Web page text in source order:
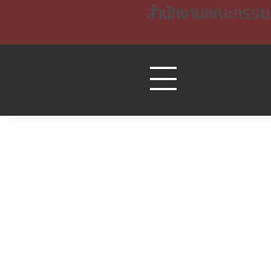
สำนักงานคณะกรร